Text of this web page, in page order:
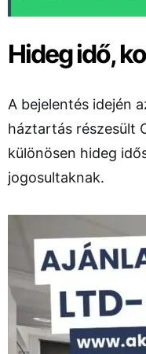
Hideg idő,
A bejelentés idején
háztartás részesült
különösen hideg
jogosultaknak.